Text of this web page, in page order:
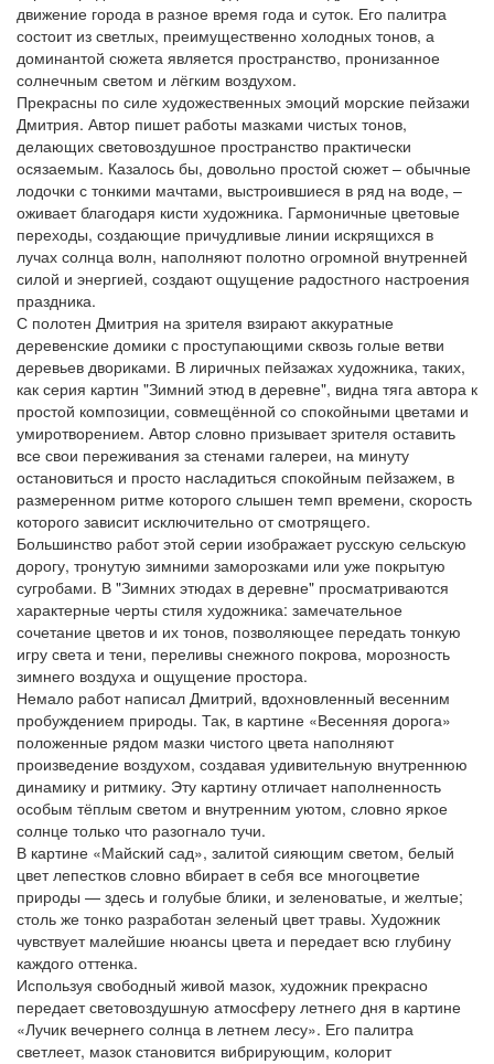
движение города в разное время года и суток. Его палитра
состоит из светлых, преимущественно холодных тонов, а
доминантой сюжета является пространство, пронизанное
солнечным светом и лёгким воздухом.
Прекрасны по силе художественных эмоций морские пейзажи
Дмитрия. Автор пишет работы мазками чистых тонов,
делающих световоздушное пространство практически
осязаемым. Казалось бы, довольно простой сюжет – обычные
лодочки с тонкими мачтами, выстроившиеся в ряд на воде, –
оживает благодаря кисти художника. Гармоничные цветовые
переходы, создающие причудливые линии искрящихся в
лучах солнца волн, наполняют полотно огромной внутренней
силой и энергией, создают ощущение радостного настроения
праздника.
С полотен Дмитрия на зрителя взирают аккуратные
деревенские домики с проступающими сквозь голые ветви
деревьев двориками. В лиричных пейзажах художника, таких,
как серия картин "Зимний этюд в деревне", видна тяга автора к
простой композиции, совмещённой со спокойными цветами и
умиротворением. Автор словно призывает зрителя оставить
все свои переживания за стенами галереи, на минуту
остановиться и просто насладиться спокойным пейзажем, в
размеренном ритме которого слышен темп времени, скорость
которого зависит исключительно от смотрящего.
Большинство работ этой серии изображает русскую сельскую
дорогу, тронутую зимними заморозками или уже покрытую
сугробами. В "Зимних этюдах в деревне" просматриваются
характерные черты стиля художника: замечательное
сочетание цветов и их тонов, позволяющее передать тонкую
игру света и тени, переливы снежного покрова, морозность
зимнего воздуха и ощущение простора.
Немало работ написал Дмитрий, вдохновленный весенним
пробуждением природы. Так, в картине «Весенняя дорога»
положенные рядом мазки чистого цвета наполняют
произведение воздухом, создавая удивительную внутреннюю
динамику и ритмику. Эту картину отличает наполненность
особым тёплым светом и внутренним уютом, словно яркое
солнце только что разогнало тучи.
В картине «Майский сад», залитой сияющим светом, белый
цвет лепестков словно вбирает в себя все многоцветие
природы — здесь и голубые блики, и зеленоватые, и желтые;
столь же тонко разработан зеленый цвет травы. Художник
чувствует малейшие нюансы цвета и передает всю глубину
каждого оттенка.
Используя свободный живой мазок, художник прекрасно
передает световоздушную атмосферу летнего дня в картине
«Лучик вечернего солнца в летнем лесу». Его палитра
светлеет, мазок становится вибрирующим, колорит